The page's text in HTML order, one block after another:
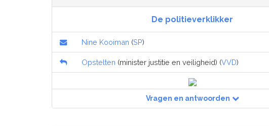
De politieverklikker
Nine Kooiman (SP)
Opstelten (minister justitie en veiligheid) (VVD)
Vragen en antwoorden